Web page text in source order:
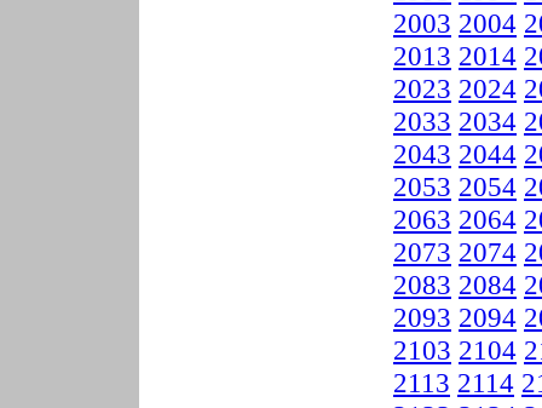
2003 2004
2013 2014
2023 2024
2033 2034
2043 2044
2053 2054
2063 2064
2073 2074
2083 2084
2093 2094
2103 2104
2113 2114